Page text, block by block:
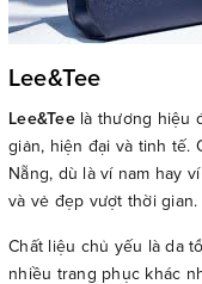
Lee&Tee
Lee&Teelà thương hiệu
giản, hiện đại và tinh tế.
Nẵng, dù là ví nam hay
và vẻ đẹp vượt thời gian.
Chất liệu chủ yếu là da
nhiều trang phục khác